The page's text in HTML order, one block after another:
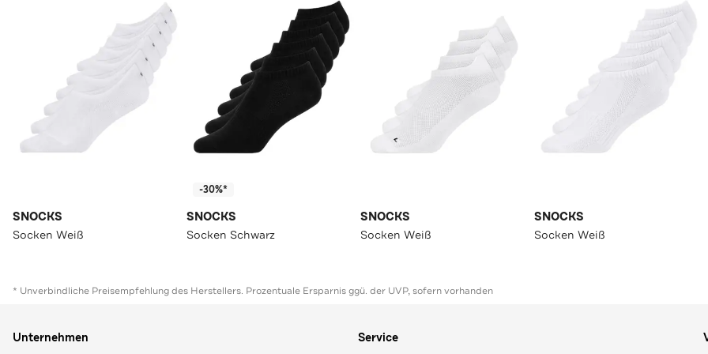
SNOCKS
Socken Weiß
-30%*
SNOCKS
Socken Schwarz
SNOCKS
Socken Weiß
SNOCKS
Socken Weiß
* Unverbindliche Preisempfehlung des Herstellers. Prozentuale Ersparnis ggü. der UVP, sofern vorhanden
Unternehmen Service